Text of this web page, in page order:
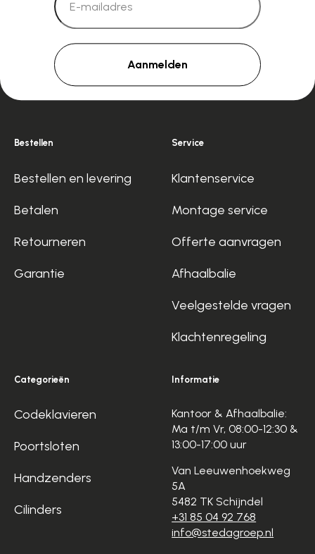
Aanmelden
Bestellen
Bestellen en levering
Betalen
Retourneren
Garantie
Service
Klantenservice
Montage service
Offerte aanvragen
Afhaalbalie
Veelgestelde vragen
Klachtenregeling
Categorieën
Codeklavieren
Poortsloten
Handzenders
Cilinders
Informatie
Kantoor & Afhaalbalie:
Ma t/m Vr, 08:00-12:30 &
13:00-17:00 uur
Van Leeuwenhoekweg
5A
5482 TK Schijndel
+31 85 04 92 768
info@stedagroep.nl